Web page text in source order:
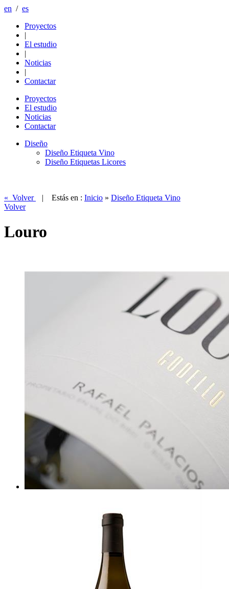
en / es
Proyectos
|
El estudio
|
Noticias
|
Contactar
Proyectos
El estudio
Noticias
Contactar
Diseño
Diseño Etiqueta Vino
Diseño Etiquetas Licores
« Volver | Estás en : Inicio » Diseño Etiqueta Vino
Volver
Louro